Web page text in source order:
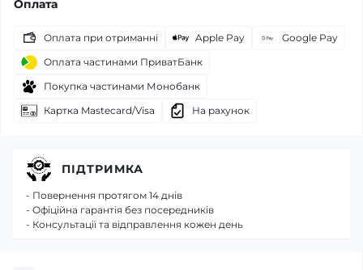
Оплата
Оплата при отриманні Apple Pay
Google Pay
Оплата частинами ПриватБанк
Покупка частинами Монобанк
Картка Mastecard/Visa
На рахунок
ПІДТРИМКА
- Повернення протягом 14 днів
- Офіційна гарантія без посередників
- Консультації та відправлення кожен день